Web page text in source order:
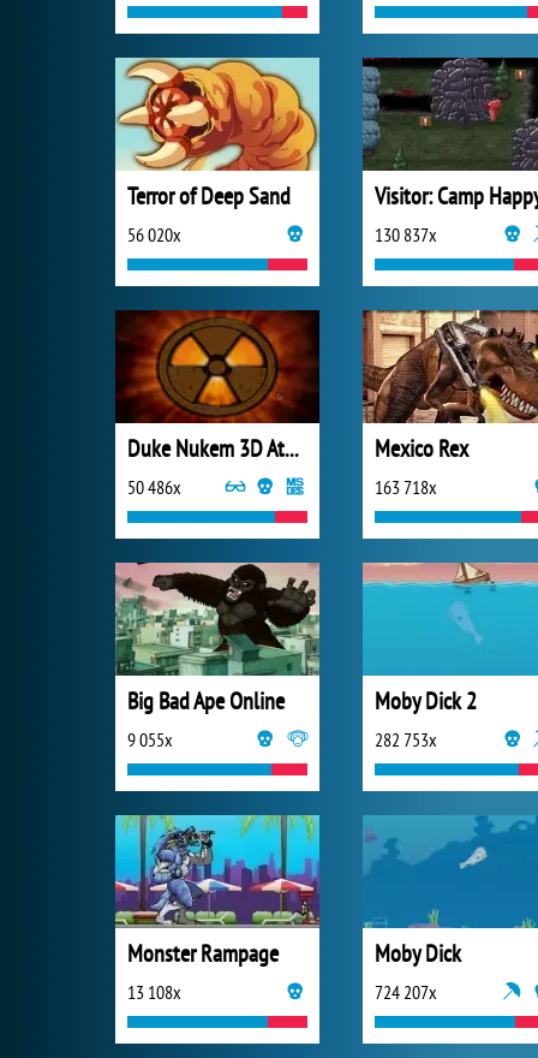
Terror of Deep Sand
56 020x
Visitor: Camp
130 837x
Duke Nukem 3D Atomic Edition
50 486x
Mexico Rex
163 718x
Big Bad Ape Online
9 055x
Moby Dick 2
282 753x
Monster Rampage
13 108x
Moby Dick
724 207x